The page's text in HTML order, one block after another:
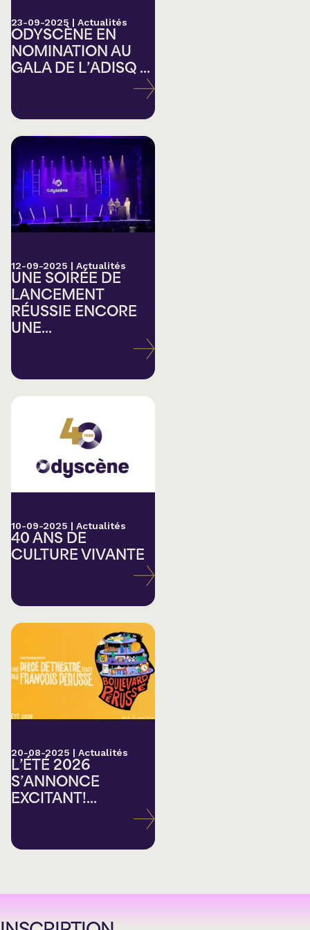
23-09-2025 | Actualités
ODYSCÈNE EN
NOMINATION AU
GALA DE L’ADISQ ...
12-09-2025 | Actualités
UNE SOIRÉE DE
LANCEMENT
RÉUSSIE ENCORE
UNE...
10-09-2025 | Actualités
40 ANS DE
CULTURE VIVANTE
20-08-2025 | Actualités
L’ÉTÉ 2026
S’ANNONCE
EXCITANT!...